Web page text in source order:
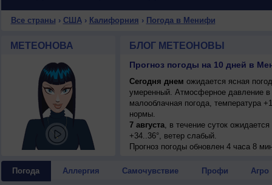
Все страны › США› Калифорния › Погода в Менифи
МЕТЕОНОВА БЛОГ МЕТЕОНОВЫ
Прогноз погоды на 10 дней в
Сегодня днем ожидается ясная
умеренный. Атмосферное давление
малооблачная погода, температура
нормы.
7 августа, в течение суток
+34..36°, ветер слабый.
7 августа, ожидается ясная погода;
+36..38°, ветер слабый.
Прогноз погоды обновлен 4 часа 8
Погода Аллергия Самочувствие Профи Агро